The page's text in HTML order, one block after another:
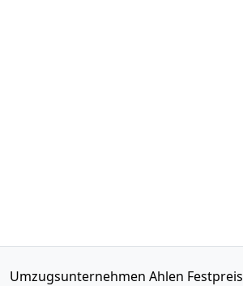
Umzugsunternehmen Ahlen Festpreis